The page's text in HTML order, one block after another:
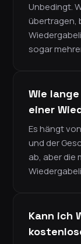
Unbedingt.
übertragen,
sogar
Wie
einer
Es hängt
und der
ab, aber die
Kann ich